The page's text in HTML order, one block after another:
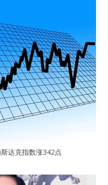
达克指数涨342点